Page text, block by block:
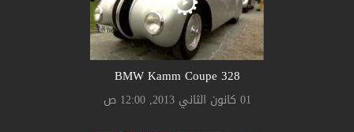
328 BMW Kamm Coupe
01 كانون الثاني 2013, 12:00 ص